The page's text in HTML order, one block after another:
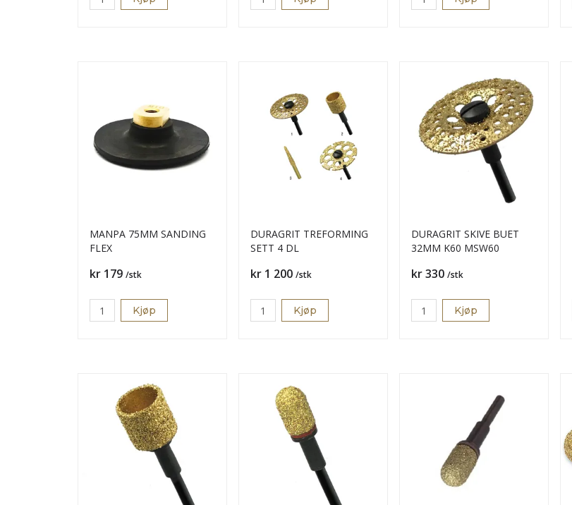
MANPA 75MM SANDING
FLEX
Pris
kr 179 /stk
Kjøp
DURAGRIT TREFORMING
SETT 4 DL
Pris
kr 1 200 /stk
Kjøp
DURAGRIT SKIVE BUET
32MM K60 MSW60
Pris
kr 330 /stk
Kjøp